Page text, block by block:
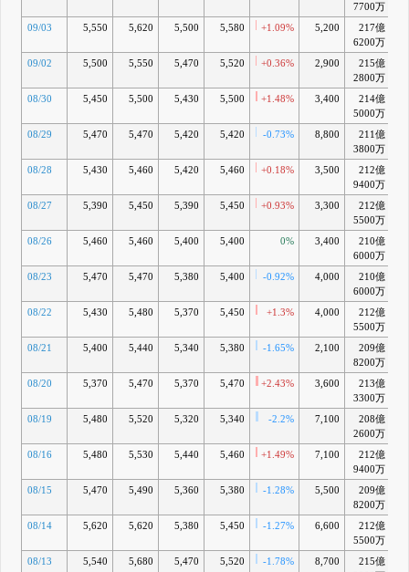
7700万
09/03 5,550 5,620 5,500 5,580 +1.09% 5,200
217億
6200万
09/02 5,500 5,550 5,470 5,520 +0.36% 2,900
215億
2800万
08/30 5,450 5,500 5,430 5,500 +1.48% 3,400
214億
5000万
08/29 5,470 5,470 5,420 5,420 -0.73% 8,800
211億
3800万
08/28 5,430 5,460 5,420 5,460 +0.18% 3,500
212億
9400万
08/27 5,390 5,450 5,390 5,450 +0.93% 3,300
212億
5500万
08/26 5,460 5,460 5,400 5,400 0% 3,400
210億
6000万
08/23 5,470 5,470 5,380 5,400 -0.92% 4,000
210億
6000万
08/22 5,430 5,480 5,370 5,450 +1.3% 4,000
212億
5500万
08/21 5,400 5,440 5,340 5,380 -1.65% 2,100
209億
8200万
08/20 5,370 5,470 5,370 5,470 +2.43% 3,600
213億
3300万
08/19 5,480 5,520 5,320 5,340 -2.2% 7,100
208億
2600万
08/16 5,480 5,530 5,440 5,460 +1.49% 7,100
212億
9400万
08/15 5,470 5,490 5,360 5,380 -1.28% 5,500
209億
8200万
08/14 5,620 5,620 5,380 5,450 -1.27% 6,600
212億
5500万
08/13 5,540 5,680 5,470 5,520 -1.78% 8,700
215億